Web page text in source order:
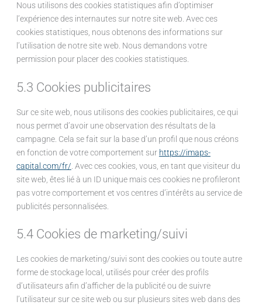
Nous utilisons des cookies statistiques afin d’optimiser
l’expérience des internautes sur notre site web. Avec ces
cookies statistiques, nous obtenons des informations sur
l’utilisation de notre site web. Nous demandons votre
permission pour placer des cookies statistiques.
5.3 Cookies publicitaires
Sur ce site web, nous utilisons des cookies publicitaires, ce qui
nous permet d’avoir une observation des résultats de la
campagne. Cela se fait sur la base d’un profil que nous créons
en fonction de votre comportement sur https://imaps-
capital.com/fr/ . Avec ces cookies, vous, en tant que visiteur du
site web, êtes lié à un ID unique mais ces cookies ne profileront
pas votre comportement et vos centres d’intérêts au service de
publicités personnalisées.
5.4 Cookies de marketing/suivi
Les cookies de marketing/suivi sont des cookies ou toute autre
forme de stockage local, utilisés pour créer des profils
d’utilisateurs afin d’afficher de la publicité ou de suivre
l’utilisateur sur ce site web ou sur plusieurs sites web dans des